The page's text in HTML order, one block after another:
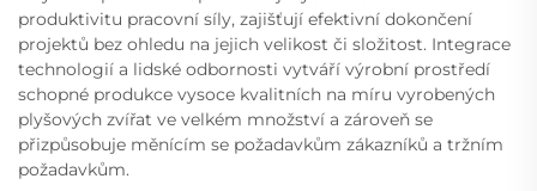
produktivitu pracovní síly, zajišťují efektivní dokončení
projektů bez ohledu na jejich velikost či složitost. Integrace
technologií a lidské odbornosti vytváří výrobní prostředí
schopné produkce vysoce kvalitních na míru vyrobených
plyšových zvířat ve velkém množství a zároveň se
přizpůsobuje měnícím se požadavkům zákazníků a tržním
požadavkům.